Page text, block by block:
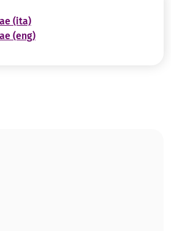
(ita)
(eng)